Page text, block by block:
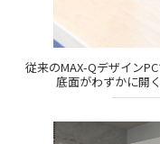
従来のMAX-Qデザイン
底面がわずかに開